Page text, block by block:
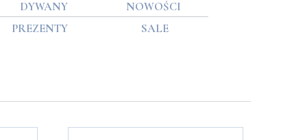
DYWANY
NOWOŚCI
PREZENTY SALE